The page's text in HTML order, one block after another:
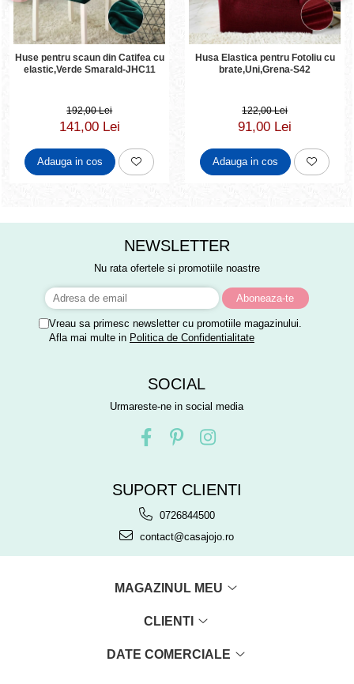
Huse pentru scaun din Catifea cu
elastic,Verde Smarald-JHC11
192,00 Lei
141,00 Lei
Adauga in cos
Husa Elastica pentru Fotoliu cu
brate,Uni,Grena-S42
122,00 Lei
91,00 Lei
Adauga in cos
NEWSLETTER
Nu rata ofertele si promotiile noastre
Vreau sa primesc newsletter cu promotiile magazinului.
Afla mai multe in Politica de Confidentialitate
SOCIAL
Urmareste-ne in social media
SUPORT CLIENTI
0726844500
contact@casajojo.ro
MAGAZINUL MEU
CLIENTI
DATE COMERCIALE